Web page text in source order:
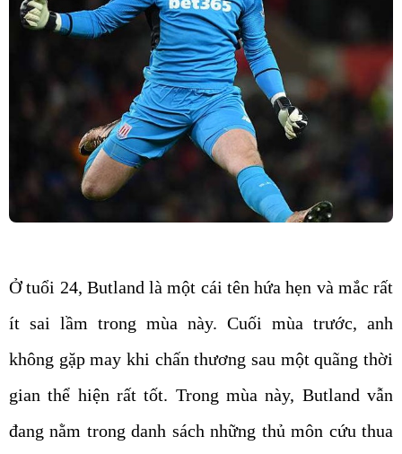
Ở tuổi 24, Butland là một cái tên hứa hẹn và mắc rất
ít sai lầm trong mùa này. Cuối mùa trước, anh
không gặp may khi chấn thương sau một quãng thời
gian thể hiện rất tốt. Trong mùa này, Butland vẫn
đang nằm trong danh sách những thủ môn cứu thua